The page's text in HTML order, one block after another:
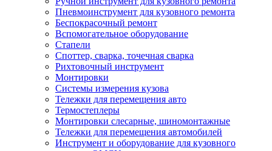
Пневмоинструмент для кузовного ремонта
Беспокрасочный ремонт
Вспомогательное оборудование
Стапели
Споттер, сварка, точечная сварка
Рихтовочный инструмент
Монтировки
Системы измерения кузова
Тележки для перемещения авто
Термостеплеры
Монтировки слесарные, шиномонтажные
Тележки для перемещения автомобилей
Инструмент и оборудование для кузовного